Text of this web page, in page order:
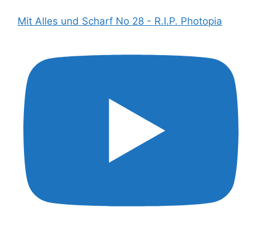
Mit Alles und Scharf No 28 - R.I.P. Photopia